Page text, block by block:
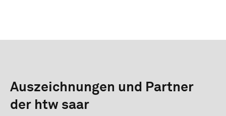
Auszeichnungen und Partner
der htw saar